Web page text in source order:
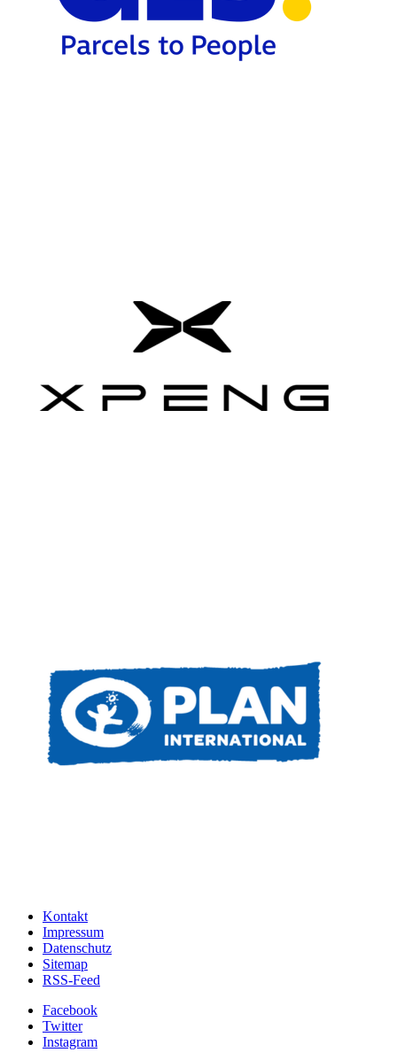
Kontakt
Impressum
Datenschutz
Sitemap
RSS-Feed
Facebook
Twitter
Instagram